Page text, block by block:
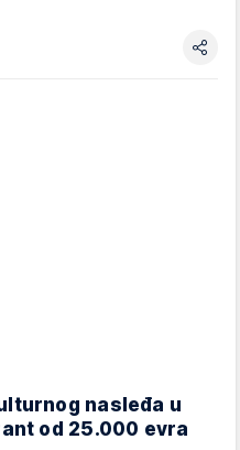
nasleđa u
od 25.000 evra